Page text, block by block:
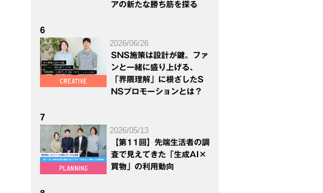
アの新たな勝ち筋を探る
6
2026/06/26
SNS施策は設計が鍵。ファ
ンと一緒に盛り上げる、
「界隈理解」に根ざしたS
NSプロモーションとは？
7
2026/05/13
【第11回】先端生活者の調
査で見えてきた「生成AI×
買物」の利用動向